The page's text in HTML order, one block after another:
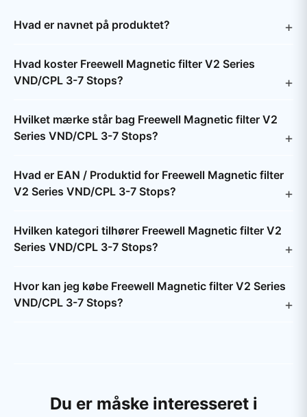
Hvad er navnet på produktet?
Hvad koster Freewell Magnetic filter V2 Series
VND/CPL 3-7 Stops?
Hvilket mærke står bag Freewell Magnetic filter V2
Series VND/CPL 3-7 Stops?
Hvad er EAN / Produktid for Freewell Magnetic filter
V2 Series VND/CPL 3-7 Stops?
Hvilken kategori tilhører Freewell Magnetic filter V2
Series VND/CPL 3-7 Stops?
Hvor kan jeg købe Freewell Magnetic filter V2 Series
VND/CPL 3-7 Stops?
Du er måske interesseret i